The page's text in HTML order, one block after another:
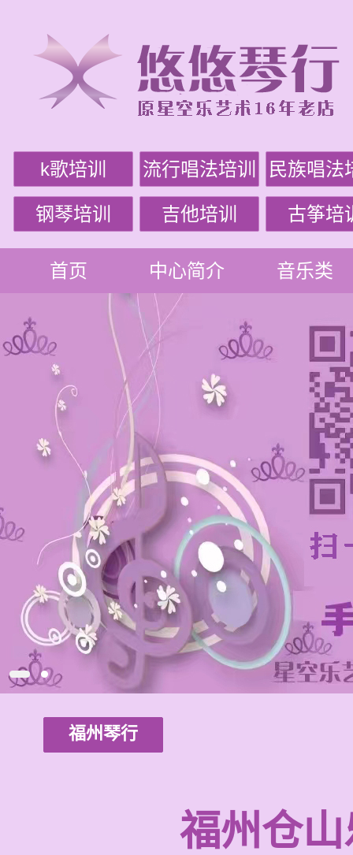
k歌培训 流行唱法培训 民族唱法
钢琴培训 吉他培训 古筝培
首页 中心简介 音乐类
福州琴行
福州仓